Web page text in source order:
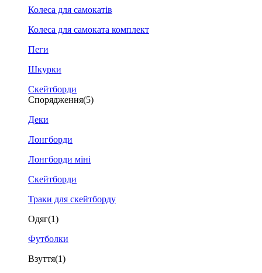
Колеса для самокатів
Колеса для самоката комплект
Пеги
Шкурки
Скейтборди
Спорядження(5)
Деки
Лонгборди
Лонгборди міні
Скейтборди
Траки для скейтборду
Одяг(1)
Футболки
Взуття(1)